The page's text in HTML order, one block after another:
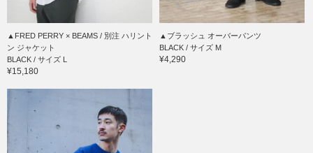
▲FRED PERRY × BEAMS / 別注 ハリント
ン ジャケット
BLACK / サイズ L
¥15,180
▲ブラッシュ オーバーパンツ
BLACK / サイズ M
¥4,290